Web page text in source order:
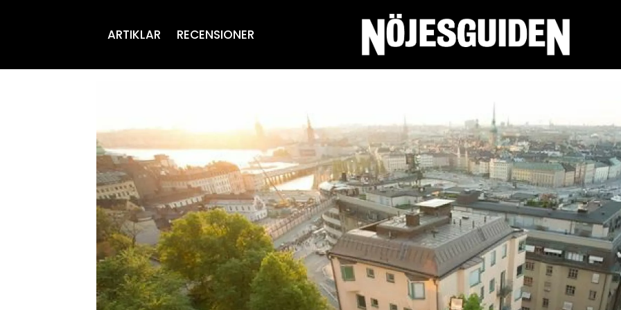
ARTIKLAR RECENSIONER